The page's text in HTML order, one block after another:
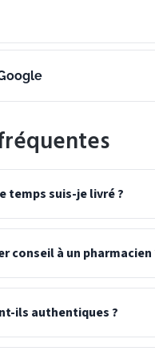
temps suis-je livré ?
conseil à un pharmacien
ils authentiques ?